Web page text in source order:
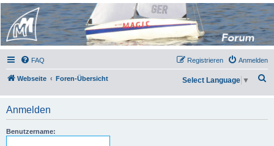
Micro Magic Forum
Deutschland
FAQ Anmelden
Registrieren
Webseite Foren-Übersicht
h
Select Language ▼
Anmelden
Benutzername: